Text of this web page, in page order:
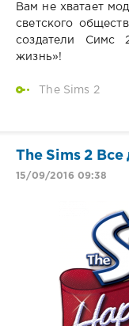
Вам не хватает
светского
создатели Симс
жизнь»!
The Sims 2
The Sims 2 Все
15/09/2016 09:38